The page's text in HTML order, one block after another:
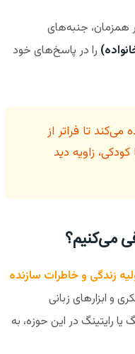
همزمان، جنبه‌های
را در پاسخ‌های خود
تا فراتر از
زاویه دید
می‌کنیم؟
زندگی و خاطرات سازنده
و ابزارهای زبانی
رایتینگ در این حوزه، به